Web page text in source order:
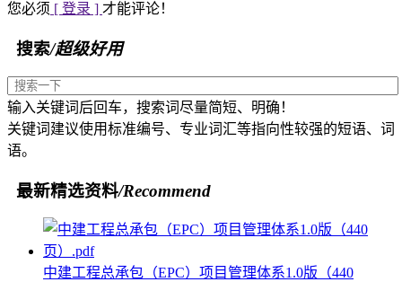
您必须 [ 登录 ] 才能评论！
搜索/超级好用
输入关键词后回车，搜索词尽量简短、明确！
关键词建议使用标准编号、专业词汇等指向性较强的短语、词
语。
最新精选资料/Recommend
中建工程总承包（EPC）项目管理体系1.0版（440